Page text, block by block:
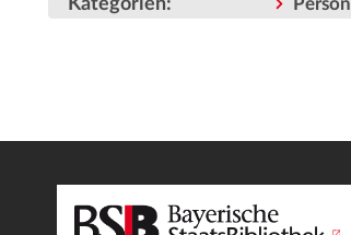
Kategorien: Person